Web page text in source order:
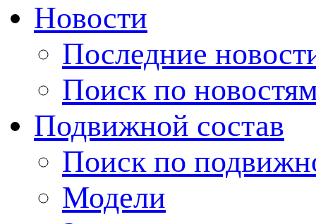
Новости
Последние
Поиск по
Подвижной состав
Поиск по
Модели